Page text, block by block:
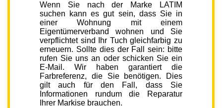
Wenn Sie nach der Marke LATIM
suchen kann es gut sein, dass Sie in
einer Wohnung mit einem
Eigentümerverband wohnen und Sie
verpflichtet sind Ihr Tuch gleichfarbig zu
erneuern. Sollte dies der Fall sein: bitte
rufen Sie uns an oder schicken Sie ein
E-Mail. Wir haben garantiert die
Farbreferenz, die Sie benötigen. Dies
gilt auch für den Fall, dass Sie
Informationen rundum die Reparatur
Ihrer Markise brauchen.